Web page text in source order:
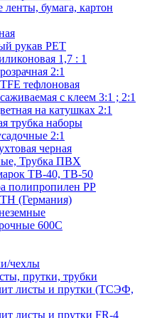
бумага, картон
рукав PET
1,7 : 1
2:1
тефлоновая
с клеем 3:1 ; 2:1
на катушках 2:1
трубка наборы
2:1
черная
Трубка ПВХ
ТВ-40, ТВ-50
полипропилен PP
(Германия)
600С
чехлы
прутки, трубки
листы и прутки (ТСЭФ,
листы и прутки FR-4